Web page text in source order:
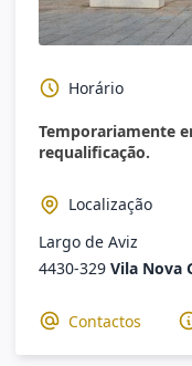
Horário
Temporariamente
requalificação.
Localização
Largo de Aviz
4430-329 Vila Nova
Contactos